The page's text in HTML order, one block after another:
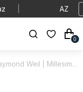
AZ
0
Weil | Millesime | Automatic | 2130-P5S-64001